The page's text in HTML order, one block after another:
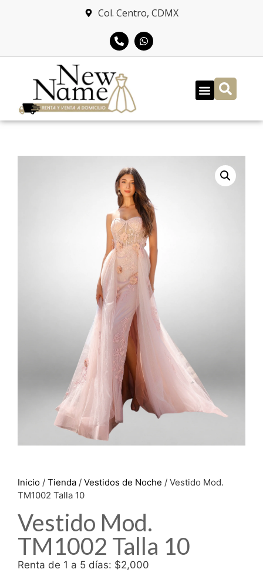
Col. Centro, CDMX
Inicio / Tienda / Vestidos de Noche / Vestido Mod.
TM1002 Talla 10
Vestido Mod.
TM1002 Talla 10
Renta de 1 a 5 días: $2,000